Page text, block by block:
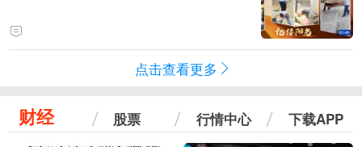
点击查看更多
财经 股票 行情中心 下载APP